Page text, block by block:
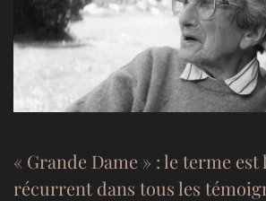
« Grande Dame » : le terme est
récurrent dans tous les